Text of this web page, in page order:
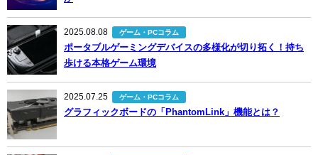
2025.08.08 ゲーム・PCコラム
ポータブルゲーミングデバイスの多様化が切り拓く！持ち
歩ける本格ゲーム環境
2025.07.25 ゲーム・PCコラム
グラフィックボードの「PhantomLink」機能とは？